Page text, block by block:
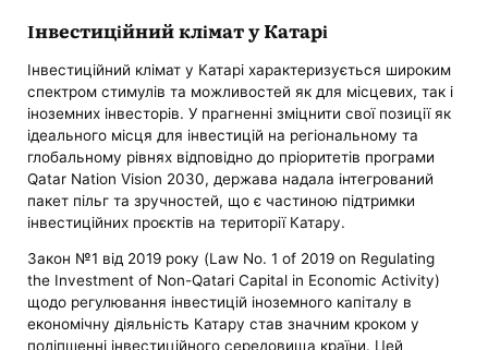
Інвестиційний клімат у Катарі
Інвестиційний клімат у Катарі характеризується широким
спектром стимулів та можливостей як для місцевих, так і
іноземних інвесторів. У прагненні зміцнити свої позиції як
ідеального місця для інвестицій на регіональному та
глобальному рівнях відповідно до пріоритетів програми
Qatar Nation Vision 2030, держава надала інтегрований
пакет пільг та зручностей, що є частиною підтримки
інвестиційних проєктів на території Катару.
Закон №1 від 2019 року (Law No. 1 of 2019 on Regulating
the Investment of Non-Qatari Capital in Economic Activity)
щодо регулювання інвестицій іноземного капіталу в
економічну діяльність Катару став значним кроком у
поліпшенні інвестиційного середовища країни. Цей